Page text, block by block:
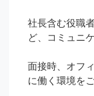
社長含む役職
ど、コミュニ
面接時、オフ
に働く環境を